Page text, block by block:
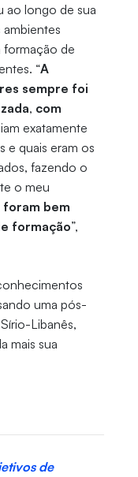
ao longo de sua
de
“A
sempre foi
, com
exatamente
e quais eram os
fazendo o
o meu
foram bem
formação”,
uma pós-
Libanês,
mais sua
de